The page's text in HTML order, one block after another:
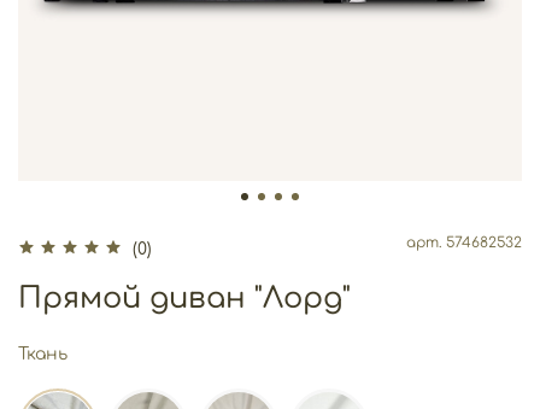
(0) арт. 574682532
Прямой диван "Лорд"
Ткань